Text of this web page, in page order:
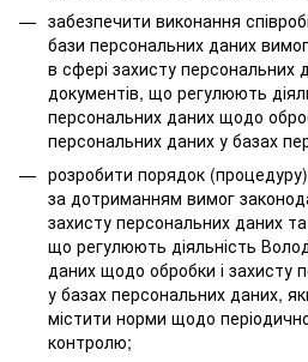
забезпечити виконання
бази персональних даних
в сфері захисту персональних
документів, що регулюють
персональних даних щодо
персональних даних у базах
розробити порядок
за дотриманням вимог
захисту персональних даних
що регулюють діяльність
даних щодо обробки і захисту
у базах персональних даних,
містити норми щодо
контролю;